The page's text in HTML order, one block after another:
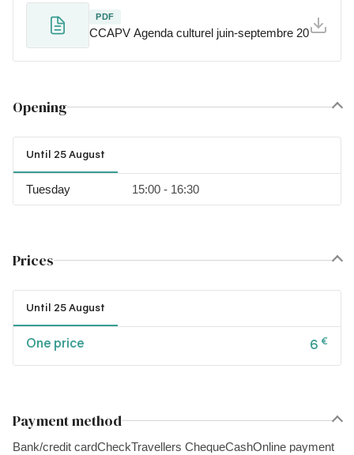
PDF
CCAPV Agenda culturel juin-septembre 2026
Opening
Until 25 August
Tuesday 15:00 - 16:30
Prices
Until 25 August
One price 6 €
Payment method
Bank/credit cardCheckTravellers ChequeCashOnline payment